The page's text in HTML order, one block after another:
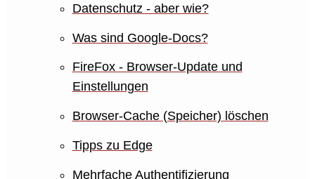
Datenschutz - aber wie?
Was sind Google-Docs?
FireFox - Browser-Update und
Einstellungen
Browser-Cache (Speicher) löschen
Tipps zu Edge
Mehrfache Authentifizierung